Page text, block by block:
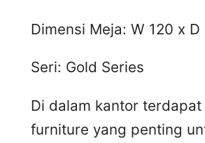
Dimensi Meja: W 120 x D
Seri: Gold Series
Di dalam kantor
furniture yang penting